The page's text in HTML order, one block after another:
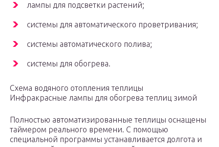
лампы для подсветки растений;
системы для автоматического проветривания;
системы автоматического полива;
системы для обогрева.
Схема водяного отопления теплицы
Инфракрасные лампы для обогрева теплиц зимой
Полностью автоматизированные теплицы оснащены
таймером реального времени. С помощью
специальной программы устанавливается долгота и